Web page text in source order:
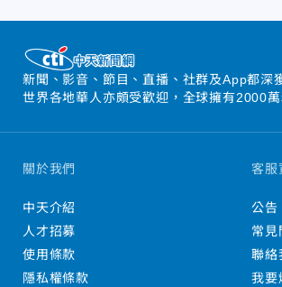
新聞、影音、節目、直播、社群及App都深
世界各地華人亦頗受歡迎，全球擁有2000萬
關於我們
中天介紹
人才招募
使用條款
隱私權條款
客服
公告
常見
聯絡
我要